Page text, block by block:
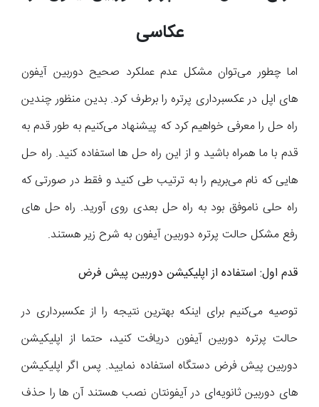
عکاسی
اما چطور می‌توان مشکل عدم عملکرد صحیح دوربین آیفون
های اپل در عکسبرداری پرتره را برطرف کرد. بدین منظور چندین
راه حل را معرفی خواهیم کرد که پیشنهاد می‌کنیم به طور قدم به
قدم با ما همراه باشید و از این راه حل ها استفاده کنید. راه حل
هایی که نام می‌بریم را به ترتیب طی کنید و فقط در صورتی که
راه حلی ناموفق بود به راه حل بعدی روی آورید. راه حل های
رفع مشکل حالت پرتره دوربین آیفون به شرح زیر هستند.
قدم اول: استفاده از اپلیکیشن دوربین پیش فرض
توصیه می‌کنیم برای اینکه بهترین نتیجه را از عکسبرداری در
حالت پرتره دوربین آیفون دریافت کنید، حتما از اپلیکیشن
دوربین پیش فرض دستگاه استفاده نمایید. پس اگر اپلیکیشن
های دوربین ثانویه‌ای در آیفونتان نصب هستند آن ها را حذف